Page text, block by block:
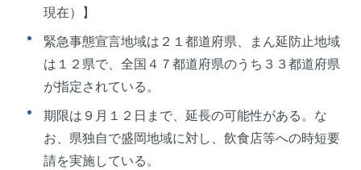
現在）】
緊急事態宣言地域は２１都道府県、まん延防止地域
は１２県で、全国４７都道府県のうち３３都道府県
が指定されている。
期限は９月１２日まで、延長の可能性がある。な
お、県独自で盛岡地域に対し、飲食店等への時短要
請を実施している。